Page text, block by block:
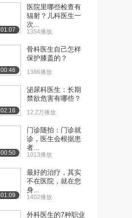
01:07
医院里哪些检查有
辐射？儿科医生一
次...
1354播放
00:46
骨科医生自己怎样
保护膝盖的？
1386播放
02:16
泌尿科医生：长期
禁欲危害有哪些？
12.2万播放
00:50
门诊随拍：门诊就
诊，医生会根据患
者...
1013播放
01:09
最好的治疗，其实
不在医院，就在您
身...
1402播放
外科医生的7种职业